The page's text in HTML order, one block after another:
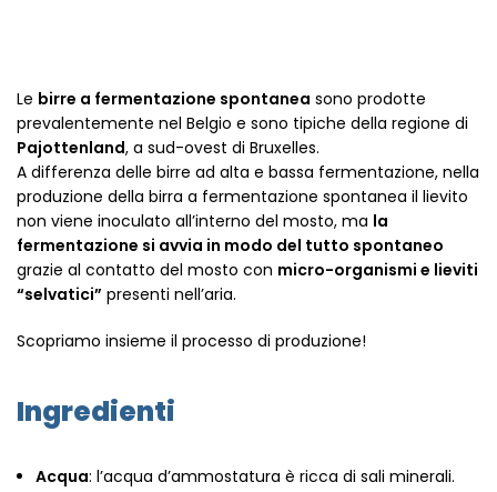
Le birre a fermentazione spontanea sono prodotte
prevalentemente nel Belgio e sono tipiche della regione di
Pajottenland, a sud-ovest di Bruxelles.
A differenza delle birre ad alta e bassa fermentazione, nella
produzione della birra a fermentazione spontanea il lievito
non viene inoculato all’interno del mosto, ma la
fermentazione si avvia in modo del tutto spontaneo
grazie al contatto del mosto con micro-organismi e lieviti
“selvatici” presenti nell’aria.
Scopriamo insieme il processo di produzione!
Ingredienti
Acqua: l’acqua d’ammostatura è ricca di sali minerali.